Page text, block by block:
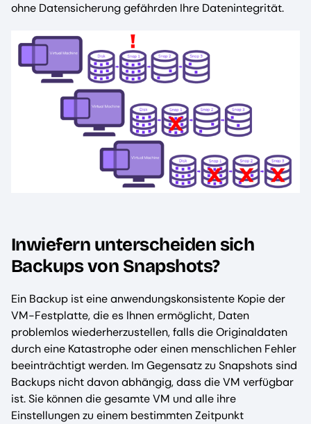
ohne Datensicherung gefährden Ihre Datenintegrität.
Inwiefern unterscheiden sich
Backups von Snapshots?
Ein Backup ist eine anwendungskonsistente Kopie der
VM-Festplatte, die es Ihnen ermöglicht, Daten
problemlos wiederherzustellen, falls die Originaldaten
durch eine Katastrophe oder einen menschlichen Fehler
beeinträchtigt werden. Im Gegensatz zu Snapshots sind
Backups nicht davon abhängig, dass die VM verfügbar
ist. Sie können die gesamte VM und alle ihre
Einstellungen zu einem bestimmten Zeitpunkt